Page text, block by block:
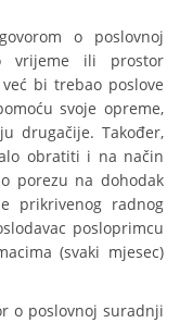
o poslovnoj
vrijeme ili prostor
bi trebao poslove
svoje opreme,
drugačije. Također,
obratiti i na način
porezu na dohodak
prikrivenog radnog
posloprimcu
(svaki mjesec)
o poslovnoj suradnji